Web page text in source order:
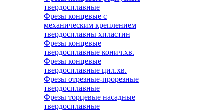
твердосплавные
Фрезы концевые с
механическим креплением
твердосплавны хпластин
Фрезы концевые
твердосплавные конич.хв.
Фрезы концевые
твердосплавные цил.хв.
Фрезы отрезные-прорезные
твердосплавные
Фрезы торцевые насадные
твердосплавные